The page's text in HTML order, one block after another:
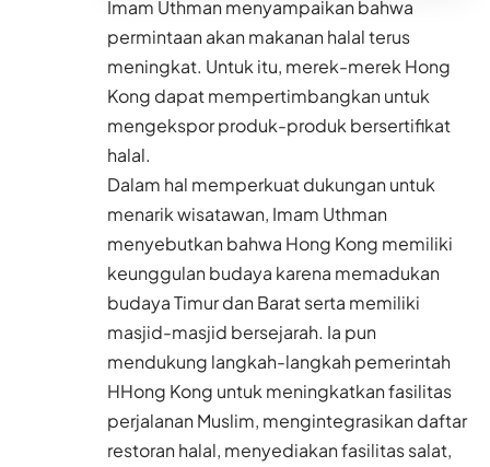
Imam Uthman menyampaikan bahwa
permintaan akan makanan halal terus
meningkat. Untuk itu, merek-merek Hong
Kong dapat mempertimbangkan untuk
mengekspor produk-produk bersertifikat
halal.
Dalam hal memperkuat dukungan untuk
menarik wisatawan, Imam Uthman
menyebutkan bahwa Hong Kong memiliki
keunggulan budaya karena memadukan
budaya Timur dan Barat serta memiliki
masjid-masjid bersejarah. Ia pun
mendukung langkah-langkah pemerintah
HHong Kong untuk meningkatkan fasilitas
perjalanan Muslim, mengintegrasikan daftar
restoran halal, menyediakan fasilitas salat,